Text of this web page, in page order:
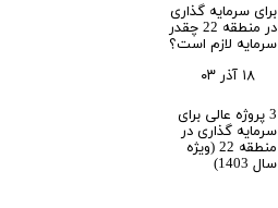
برای سرمایه‌ گذاری
در منطقه 22 چقدر
سرمایه لازم است؟
۱۸ آذر ۰۳
3 پروژه عالی برای
سرمایه گذاری در
منطقه 22 (ویژه
سال 1403)